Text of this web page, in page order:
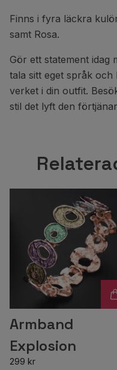
Finns i fyra läckra
samt Rosa.
Gör ett statement idag
tala sitt eget språk
verket i din outfit.
stil det lyft den
Armband
Explosion
299 kr